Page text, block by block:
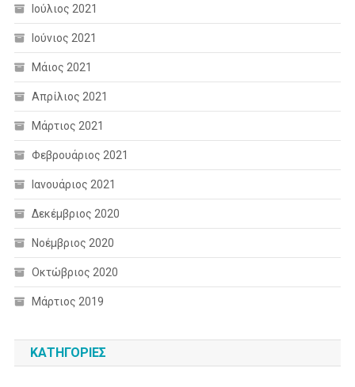
Ιούλιος 2021
Ιούνιος 2021
Μάιος 2021
Απρίλιος 2021
Μάρτιος 2021
Φεβρουάριος 2021
Ιανουάριος 2021
Δεκέμβριος 2020
Νοέμβριος 2020
Οκτώβριος 2020
Μάρτιος 2019
KΑΤΗΓΟΡΊΕΣ